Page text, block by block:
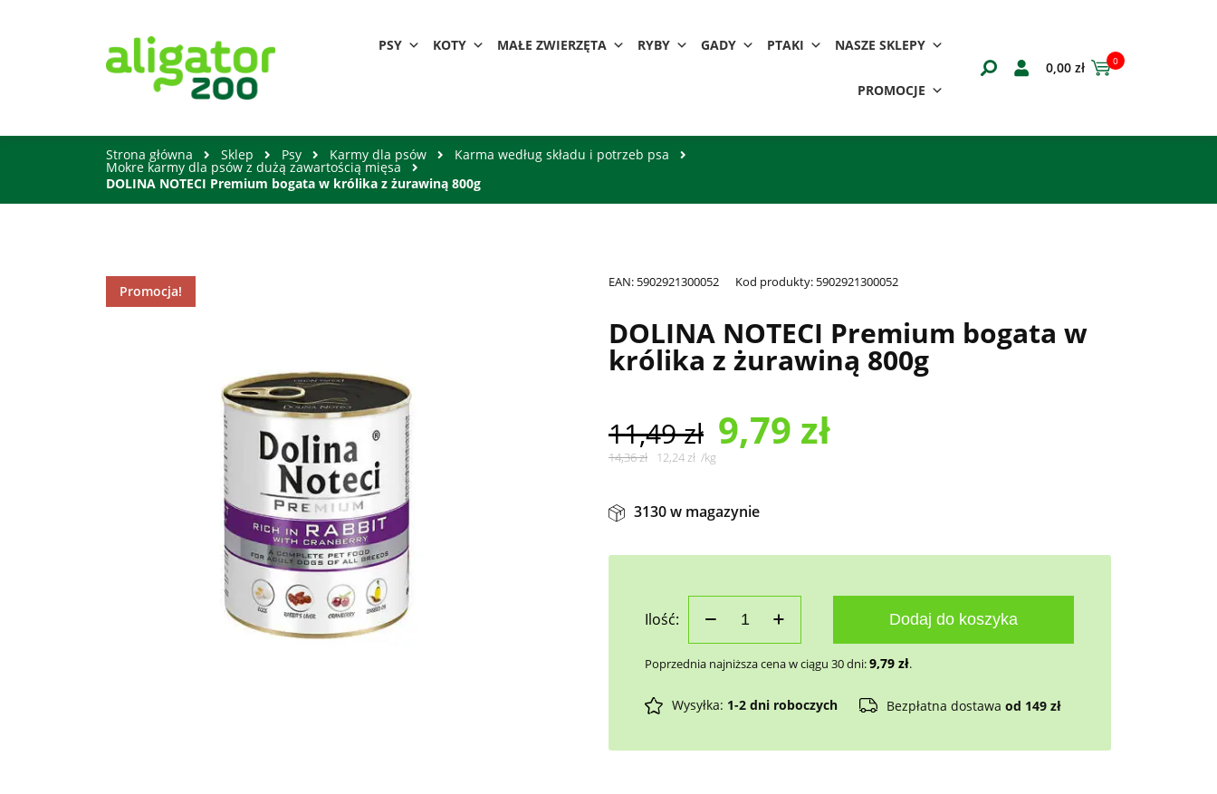
PSY KOTY MAŁE ZWIERZĘTA RYBY GADY PTAKI NASZE SKLEPY
PROMOCJE
0,00 zł 0
Strona główna Sklep Psy Karmy dla psów Karma według składu i potrzeb psa
Mokre karmy dla psów z dużą zawartością mięsa
DOLINA NOTECI Premium bogata w królika z żurawiną 800g
Promocja!
EAN: 5902921300052 Kod produkty: 5902921300052
DOLINA NOTECI Premium bogata w
królika z żurawiną 800g
11,49zł 9,79 zł
14,36zł 12,24zł /kg
3130 w magazynie
Ilość: Dodaj do koszyka
Poprzednia najniższa cena w ciągu 30 dni:9,79 zł.
Wysyłka: 1-2 dni roboczych Bezpłatna dostawa od 149 zł